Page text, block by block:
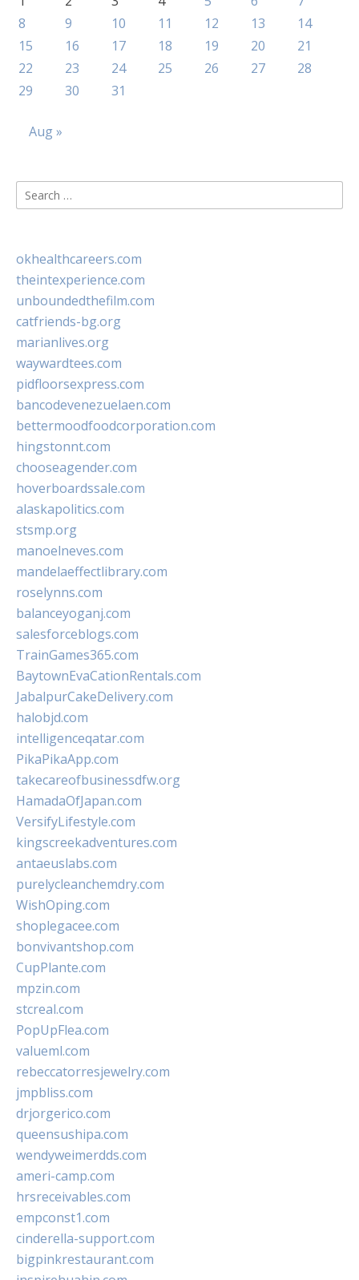
8
9 10 11 12 13
14
15
16 17 18 19 20
21
22
23 24 25 26 27
28
29
30 31
Aug »
Search
for:
okhealthcareers.com
theintexperience.com
unboundedthefilm.com
catfriends-bg.org
marianlives.org
waywardtees.com
pidfloorsexpress.com
bancodevenezuelaen.com
bettermoodfoodcorporation.com
hingstonnt.com
chooseagender.com
hoverboardssale.com
alaskapolitics.com
stsmp.org
manoelneves.com
mandelaeffectlibrary.com
roselynns.com
balanceyoganj.com
salesforceblogs.com
TrainGames365.com
BaytownEvaCationRentals.com
JabalpurCakeDelivery.com
halobjd.com
intelligenceqatar.com
PikaPikaApp.com
takecareofbusinessdfw.org
HamadaOfJapan.com
VersifyLifestyle.com
kingscreekadventures.com
antaeuslabs.com
purelycleanchemdry.com
WishOping.com
shoplegacee.com
bonvivantshop.com
CupPlante.com
mpzin.com
stcreal.com
PopUpFlea.com
valueml.com
rebeccatorresjewelry.com
jmpbliss.com
drjorgerico.com
queensushipa.com
wendyweimerdds.com
ameri-camp.com
hrsreceivables.com
empconst1.com
cinderella-support.com
bigpinkrestaurant.com